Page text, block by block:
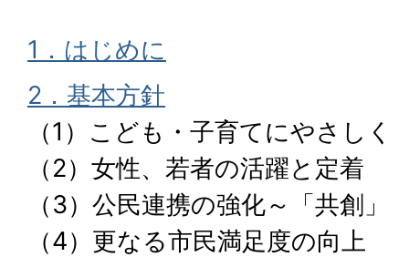
1．はじめに
2．基本方針
（1）こども・子育てにやさしく
（2）女性、若者の活躍と定着
（3）公民連携の強化～「共創」
（4）更なる市民満足度の向上